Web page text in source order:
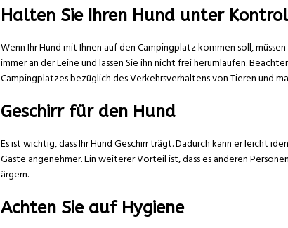
Halten Sie Ihren Hund unter
Wenn Ihr Hund mit Ihnen auf den Campingplatz kommen soll,
immer an der Leine und lassen Sie ihn nicht frei herumlaufen.
Campingplatzes bezüglich des Verkehrsverhaltens von Tieren und
Geschirr für den Hund
Es ist wichtig, dass Ihr Hund Geschirr trägt. Dadurch kann er leicht
Gäste angenehmer. Ein weiterer Vorteil ist, dass es anderen
ärgern.
Achten Sie auf Hygiene